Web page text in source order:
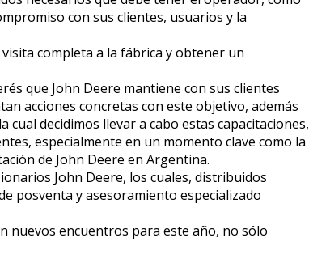
con sus clientes, usuarios y la
completa a la fábrica y obtener un
que John Deere mantiene con sus clientes
acciones concretas con este objetivo, además
cual decidimos llevar a cabo estas capacitaciones,
especialmente en un momento clave como la
de John Deere en Argentina.
John Deere, los cuales, distribuidos
posventa y asesoramiento especializado
nuevos encuentros para este año, no sólo